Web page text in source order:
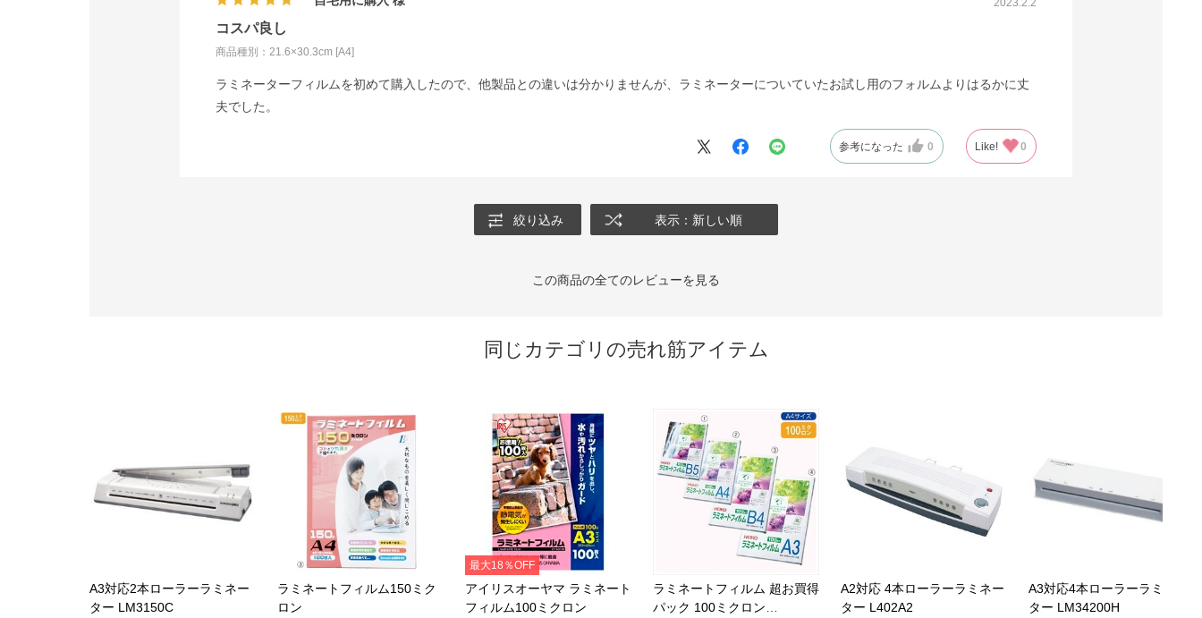
コスパ良し
商品種別：21.6×30.3cm [A4]
ラミネーターフィルムを初めて購入したので、他製品との違いは分かりませんが、ラミネーターについていたお試し用のフォルムよりはるかに丈
夫でした。
参考になった 0 Like! 0
絞り込み 表示：新しい順
この商品の全てのレビューを見る
同じカテゴリの売れ筋アイテム
A3対応2本ローラーラミネー
ター LM3150C
ラミネートフィルム150ミク
ロン
最大18％OFF
アイリスオーヤマ ラミネート
フィルム100ミクロン
ラミネートフィルム 超お買得
パック 100ミクロン
A2対応 4本ローラーラミネー
ター L402A2
A3対応4本ローラーラミネー
ター LM34200H